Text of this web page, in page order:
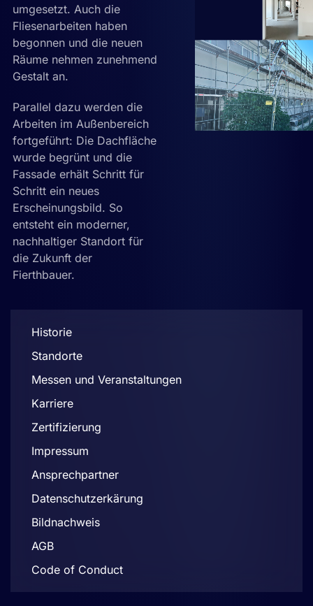
umgesetzt. Auch die
Fliesenarbeiten haben
begonnen und die neuen
Räume nehmen zunehmend
Gestalt an.
Parallel dazu werden die
Arbeiten im Außenbereich
fortgeführt: Die Dachfläche
wurde begrünt und die
Fassade erhält Schritt für
Schritt ein neues
Erscheinungsbild. So
entsteht ein moderner,
nachhaltiger Standort für
die Zukunft der
Fierthbauer.
Historie
Standorte
Messen und Veranstaltungen
Karriere
Zertifizierung
Impressum
Ansprechpartner
Datenschutzerkärung
Bildnachweis
AGB
Code of Conduct